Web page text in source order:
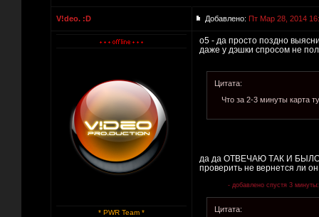
V!deo. :D Добавлено: Пт Мар 28, 2014
* PWR Team *
o5 - да просто поздно
даже у дэшки спросом не
Цитата:
Что за 2-3 минуты карта
да да ОТВЕЧАЮ ТАК И
проверить не вернется ли
- добавлено спустя 3 минуты:
Цитата: